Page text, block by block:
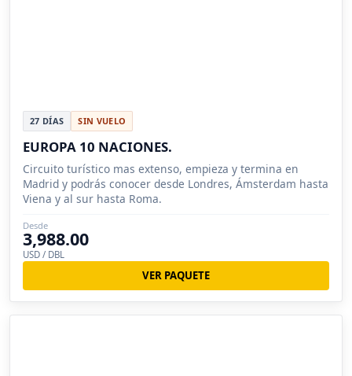
27 DÍAS SIN VUELO
EUROPA 10 NACIONES.
Circuito turístico mas extenso, empieza y termina en
Madrid y podrás conocer desde Londres, Ámsterdam hasta
Viena y al sur hasta Roma.
Desde
3,988.00
USD / DBL
VER PAQUETE